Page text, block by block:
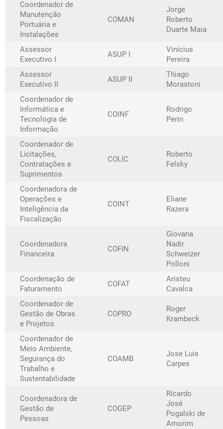
Coordenador de
Manutenção
Portuária e
Instalações
COMAN
Jorge
Roberto
Duarte Maia
Assessor
Executivo I
ASUP I
Vinícius
Pereira
Assessor
Executivo II
ASUP II
Thiago
Morastoni
Coordenador de
Informática e
Tecnologia de
Informação
COINF
Rodrigo
Perin
Coordenador de
Licitações,
Contratações e
Suprimentos
COLIC
Roberto
Felsky
Coordenadora de
Operações e
Inteligência da
Fiscalização
COINT
Eliane
Razera
Coordenadora
Financeira
COFIN
Giovana
Nadir
Schweizer
Polloni
Coordenação de
Faturamento
COFAT
Aristeu
Cavalca
Coordenador de
Gestão de Obras
e Projetos
COPRO
Roger
Krambeck
Coordenador de
Meio Ambiente,
Segurança do
Trabalho e
Sustentabilidade
COAMB
Jose Luis
Carpes
Coordenadora de
Gestão de
Pessoas
COGEP
Ricardo
José
Pogalski de
Amorim